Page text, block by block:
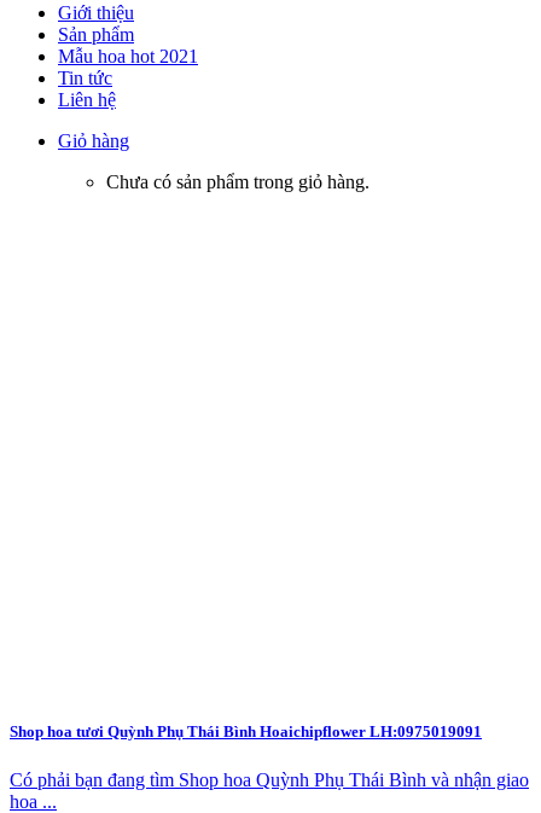
Giới thiệu
Sản phẩm
Mẫu hoa hot 2021
Tin tức
Liên hệ
Giỏ hàng
Chưa có sản phẩm trong giỏ hàng.
Shop hoa tươi Quỳnh Phụ Thái Bình Hoaichipflower LH:0975019091
Có phải bạn đang tìm Shop hoa Quỳnh Phụ Thái Bình và nhận giao
hoa ...